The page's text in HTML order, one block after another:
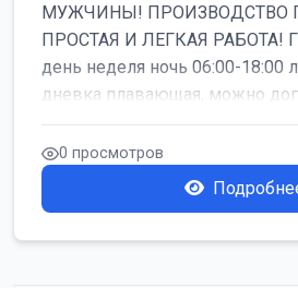
МУЖЧИНЫ! ПРОИЗВОДСТВО
ПРОСТАЯ И ЛЕГКАЯ РАБОТА!
день неделя ночь 06:00-18:00
дневка плавающая, можно
работать б...
0 просмотров